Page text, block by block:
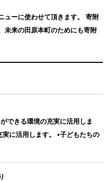
ーに使わせて頂きます。
寄附
未来の田原本町のためにも寄附
できる環境の充実に活用しま
に活用します。 •子どもたちの